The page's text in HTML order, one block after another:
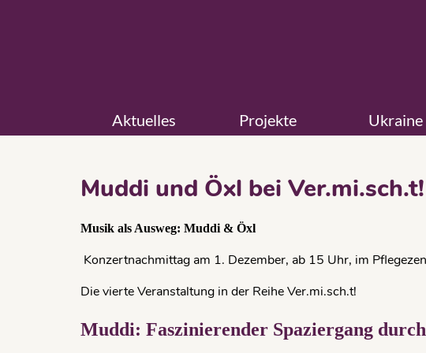
Aktuelles Projekte Ukraine
Muddi und Öxl bei Ver.mi.sch.t!
Musik als Ausweg: Muddi & Öxl
Konzertnachmittag am 1. Dezember, ab 15 Uhr, im
Die vierte Veranstaltung in der Reihe Ver.mi.sch.t!
Muddi: Faszinierender Spaziergang